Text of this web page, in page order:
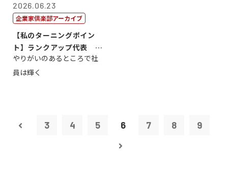
2026.06.23
企業家倶楽部アーカイブ
【私のターニングポイン
ト】ランクアップ代表 岩
崎裕美子
やりがいのあるところで社
員は輝く
3 4 5 6 7 8 9